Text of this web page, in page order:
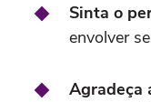
Sinta o
envolver
Agradeça